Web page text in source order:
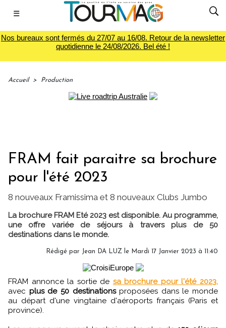
☰
Nos bureaux sont fermés du 27/07 au 16/08. Retour de la newsletter
quotidienne le 24/08/2026. Bel été !
Accueil > Production
FRAM fait paraitre sa brochure
pour l'été 2023
8 nouveaux Framissima et 8 nouveaux Clubs Jumbo
La brochure FRAM Eté 2023 est disponible. Au programme,
une offre variée de séjours à travers plus de 50
destinations dans le monde.
Rédigé par Jean DA LUZ le Mardi 17 Janvier 2023 à 11:40
FRAM annonce la sortie de sa brochure pour l'été 2023,
avec plus de 50 destinationsproposées dans le monde
au départ d'une vingtaine d'aéroports français (Paris et
province).